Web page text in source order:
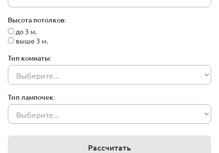
Высота потолков:
до 3 м.
выше 3 м.
Тип комнаты:
Тип лампочек:
Рассчитать